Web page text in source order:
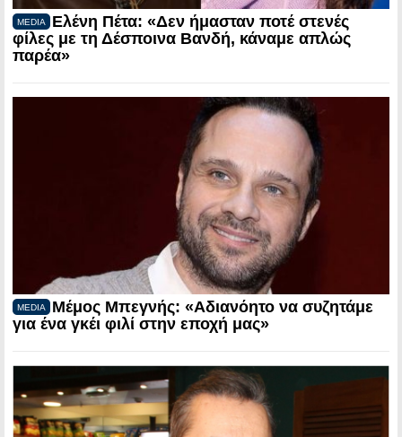
MEDIA
Ελένη Πέτα: «Δεν ήμασταν ποτέ στενές
φίλες με τη Δέσποινα Βανδή, κάναμε απλώς
παρέα»
MEDIA
Μέμος Μπεγνής: «Αδιανόητο να συζητάμε
για ένα γκέι φιλί στην εποχή μας»